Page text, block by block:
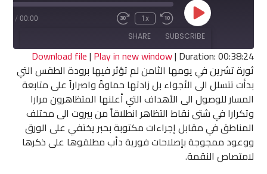
Play
Episode
Rewind
10
Seconds
1x
Fast
seconds
00:00
/
SUBSCRIBE
SHARE
RSS FEED
SHARE
LINK
EMBED
Download file| Play in new window| Duration: 00:38:24
ثورة تشرين في يومها الثامن لم تؤثر فيها برودة الطقس التي
بدأت تتسلل الى الأجواء بل زادتها حماوةً واصراراً على متابعة
المسار للوصول الى الأهداف التي أعلنها المتظاهرون مرارا
وتكرارا في شتى نقاط التظاهر انطلاقاً من بيروت الى مختلف
المناطق في مقابل إجراءات مكتوبة بحبر يختفي على الورق
ووعود ممجوجة بإصلاحات فورية دأب مطلقوها على ذكرها
لامتصاص النقمة.